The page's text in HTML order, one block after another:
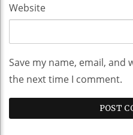
Website
Save my name, email,
the next time I comment.